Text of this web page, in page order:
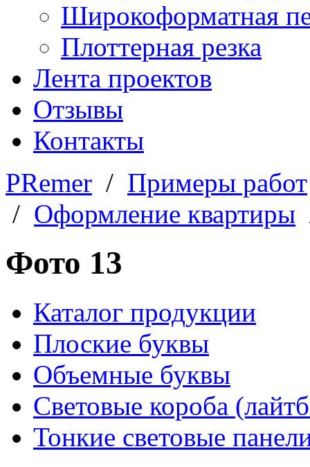
Широкоформатная
Плоттерная резка
Лента проектов
Отзывы
Контакты
PRemer / Примеры работ
/ Оформление квартиры
Фото 13
Каталог продукции
Плоские буквы
Объемные буквы
Световые короба
Тонкие световые